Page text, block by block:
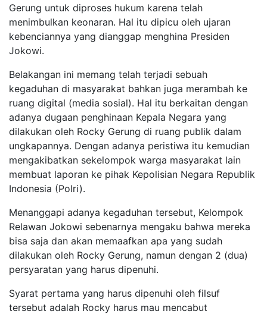
Gerung untuk diproses hukum karena telah
menimbulkan keonaran. Hal itu dipicu oleh ujaran
kebenciannya yang dianggap menghina Presiden
Jokowi.
Belakangan ini memang telah terjadi sebuah
kegaduhan di masyarakat bahkan juga merambah ke
ruang digital (media sosial). Hal itu berkaitan dengan
adanya dugaan penghinaan Kepala Negara yang
dilakukan oleh Rocky Gerung di ruang publik dalam
ungkapannya. Dengan adanya peristiwa itu kemudian
mengakibatkan sekelompok warga masyarakat lain
membuat laporan ke pihak Kepolisian Negara Republik
Indonesia (Polri).
Menanggapi adanya kegaduhan tersebut, Kelompok
Relawan Jokowi sebenarnya mengaku bahwa mereka
bisa saja dan akan memaafkan apa yang sudah
dilakukan oleh Rocky Gerung, namun dengan 2 (dua)
persyaratan yang harus dipenuhi.
Syarat pertama yang harus dipenuhi oleh filsuf
tersebut adalah Rocky harus mau mencabut